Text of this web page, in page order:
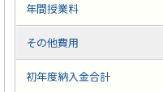
年間授業料
その他費用
初年度納入金合計